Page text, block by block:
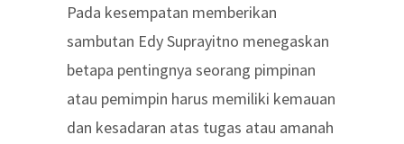
Pada kesempatan memberikan
sambutan Edy Suprayitno menegaskan
betapa pentingnya seorang pimpinan
atau pemimpin harus memiliki kemauan
dan kesadaran atas tugas atau amanah